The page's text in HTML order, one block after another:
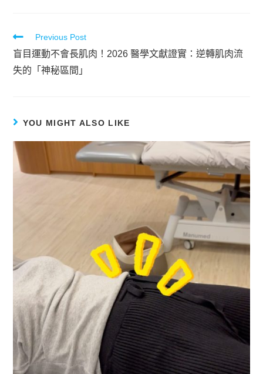
Previous Post
盲目運動不會長肌肉！2026 醫學文獻證實：逆轉肌肉流
失的「神秘區間」
YOU MIGHT ALSO LIKE